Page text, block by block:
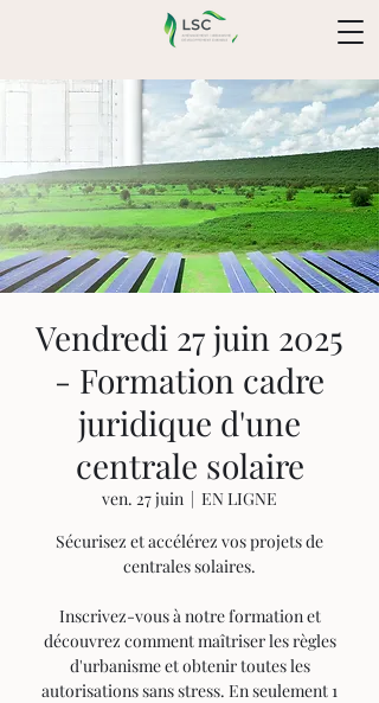
Vendredi 27 juin 2025
- Formation cadre
juridique d'une
centrale solaire
ven. 27 juin
  |
EN LIGNE
Sécurisez et accélérez vos projets de
centrales solaires.
Inscrivez-vous à notre formation et
découvrez comment maîtriser les règles
d'urbanisme et obtenir toutes les
autorisations sans stress. En seulement 1